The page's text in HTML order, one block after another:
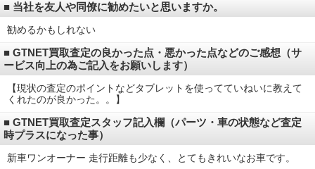
■ 当社を友人や同僚に勧めたいと思いますか。
勧めるかもしれない
■ GTNET買取査定の良かった点・悪かった点などのご感想（サ
ービス向上の為ご記入をお願いします）
【現状の査定のポイントなどタブレットを使ってていねいに教えて
くれたのが良かった。。】
■ GTNET買取査定スタッフ記入欄（パーツ・車の状態など査定
時プラスになった事）
新車ワンオーナー 走行距離も少なく、とてもきれいなお車です。